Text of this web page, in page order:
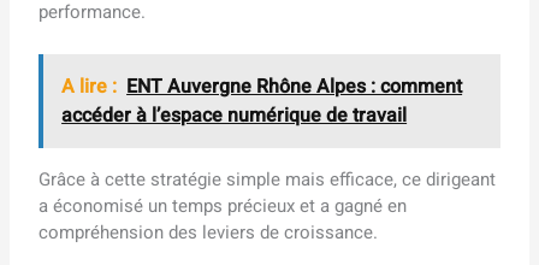
performance.
A lire : ENT Auvergne Rhône Alpes : comment
accéder à l’espace numérique de travail
Grâce à cette stratégie simple mais efficace, ce dirigeant
a économisé un temps précieux et a gagné en
compréhension des leviers de croissance.